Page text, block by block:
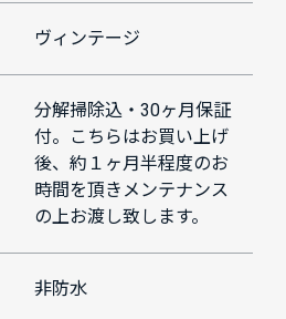
ヴィンテージ
分解掃除込・30ヶ月保証
付。こちらはお買い上げ
後、約１ヶ月半程度のお
時間を頂きメンテナンス
の上お渡し致します。
非防水